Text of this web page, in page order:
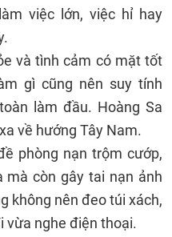
việc lớn, việc hỉ hay
và tình cảm có mặt tốt
gì cũng nên suy tính
làm đầu. Hoàng Sa
về hướng Tây Nam.
phòng nạn trộm cướp,
mà còn gây tai nạn ảnh
không nên đeo túi xách,
vừa nghe điện thoại.